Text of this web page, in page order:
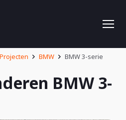
Projecten BMW BMW 3-serie
BMW 3-